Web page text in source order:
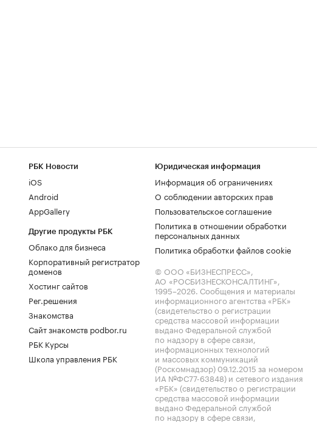
РБК Новости
iOS
Android
AppGallery
Другие продукты РБК
Облако для бизнеса
Корпоративный регистратор
доменов
Хостинг сайтов
Рег.решения
Знакомства
Сайт знакомств podbor.ru
РБК Курсы
Школа управления РБК
Юридическая информация
Информация об ограничениях
О соблюдении авторских прав
Пользовательское соглашение
Политика в отношении обработки
персональных данных
Политика обработки файлов cookie
© ООО «БИЗНЕСПРЕСС»,
АО «РОСБИЗНЕСКОНСАЛТИНГ»,
1995–2026. Сообщения и материалы
информационного агентства «РБК»
(свидетельство о регистрации
средства массовой информации
выдано Федеральной службой
по надзору в сфере связи,
информационных технологий
и массовых коммуникаций
(Роскомнадзор) 09.12.2015 за номером
ИА №ФС77-63848) и сетевого издания
«РБК» (свидетельство о регистрации
средства массовой информации
выдано Федеральной службой
по надзору в сфере связи,